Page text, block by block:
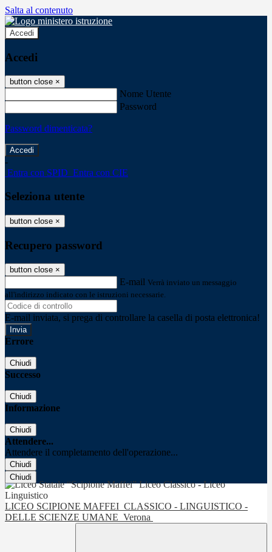
Salta al contenuto
Accedi
Accedi
button close ×
Nome Utente
Password
Password dimenticata?
-
Entra con SPID Entra con CIE
Seleziona utente
button close ×
Recupero password
button close ×
E-mail Verrà inviato un messaggio
all'indirizzo indicato con le istruzioni necessarie.
E-mail inviata, si prega di controllare la casella di posta elettronica!
Errore
Chiudi
Successo
Chiudi
Informazione
Chiudi
Attendere...
Attendere il completamento dell'operazione...
Chiudi
Chiudi
LICEO SCIPIONE MAFFEI CLASSICO - LINGUISTICO -
DELLE SCIENZE UMANE Verona